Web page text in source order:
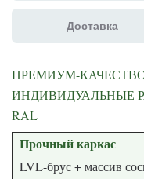
Доставка
ПРЕМИУМ-
ИНДИВИДУАЛЬНЫЕ
RAL
Прочный каркас
LVL-брус + массив